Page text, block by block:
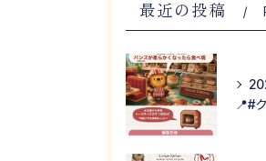
最近の投稿